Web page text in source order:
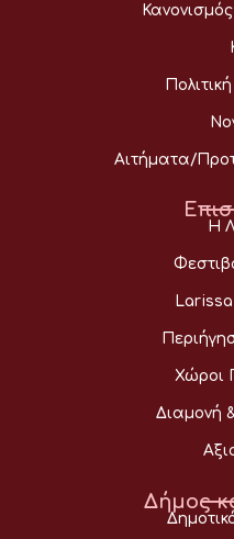
Αιτήματα/
Η
Χώροι
Διαμονή
Δήμος